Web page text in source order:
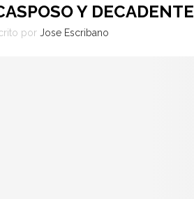
Y DECADENTE
por Jose Escribano